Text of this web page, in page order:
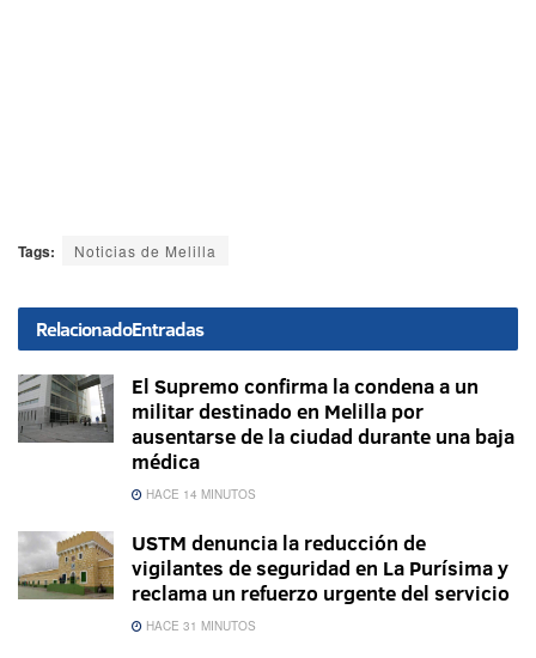
Tags: Noticias de Melilla
RelacionadoEntradas
El Supremo confirma la condena a un
militar destinado en Melilla por
ausentarse de la ciudad durante una baja
médica
HACE 14 MINUTOS
USTM denuncia la reducción de
vigilantes de seguridad en La Purísima y
reclama un refuerzo urgente del servicio
HACE 31 MINUTOS